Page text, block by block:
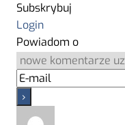
Subskrybuj
Login
Powiadom o